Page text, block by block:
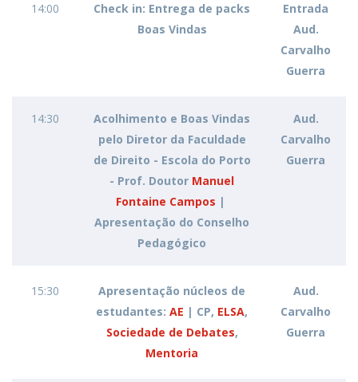
14:00
Check in: Entrega de packs
Boas Vindas
Entrada
Aud.
Carvalho
Guerra
14:30
Acolhimento e Boas Vindas
pelo Diretor da Faculdade
de Direito - Escola do Porto
- Prof. Doutor Manuel
Fontaine Campos |
Apresentação do Conselho
Pedagógico
Aud.
Carvalho
Guerra
15:30
Apresentação núcleos de
estudantes: AE | CP, ELSA,
Sociedade de Debates,
Mentoria
Aud.
Carvalho
Guerra